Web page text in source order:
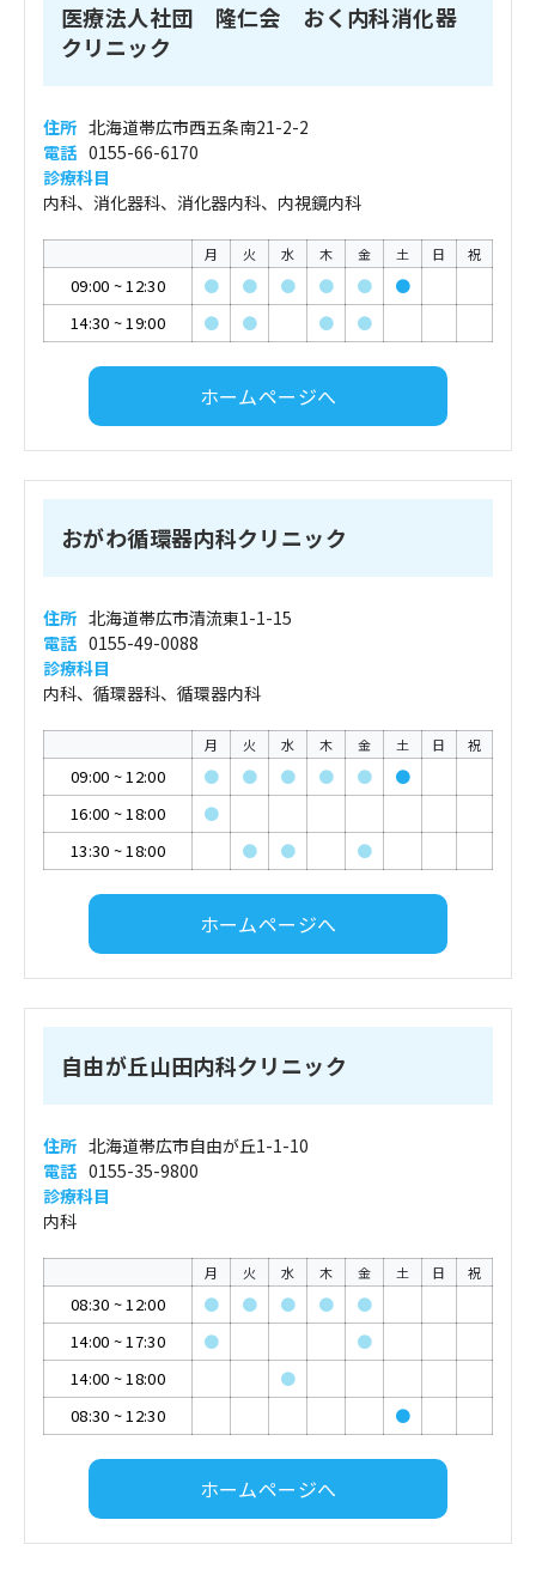
医療法人社団 隆仁会 おく内科消化器
クリニック
住所 北海道帯広市西五条南21-2-2
電話 0155-66-6170
診療科目
内科、消化器科、消化器内科、内視鏡内科
月 火 水 木 金 土 日 祝
09:00 ~12:30 ● ● ● ● ●
●
14:30 ~19:00 ● ● ● ●
ホームページへ
おがわ循環器内科クリニック
住所 北海道帯広市清流東1-1-15
電話 0155-49-0088
診療科目
内科、循環器科、循環器内科
月 火 水 木 金 土 日 祝
09:00 ~12:00 ● ● ● ● ●
●
16:00 ~18:00
●
13:30 ~18:00 ● ● ●
ホームページへ
自由が丘山田内科クリニック
住所 北海道帯広市自由が丘1-1-10
電話 0155-35-9800
診療科目
内科
月 火 水 木 金 土 日 祝
08:30 ~12:00 ● ● ● ●
●
14:00 ~17:30 ●
●
14:00 ~18:00
●
08:30 ~12:30 ●
ホームページへ